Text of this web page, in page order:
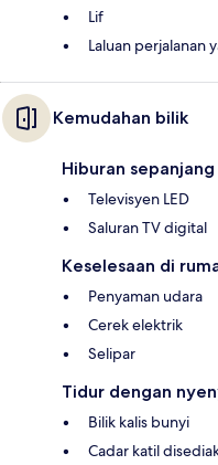
Lif
Laluan perjalanan
Kemudahan bilik
Hiburan sepanjang
Televisyen LED
Saluran TV digital
Keselesaan di
Penyaman udara
Cerek elektrik
Selipar
Tidur dengan
Bilik kalis bunyi
Cadar katil